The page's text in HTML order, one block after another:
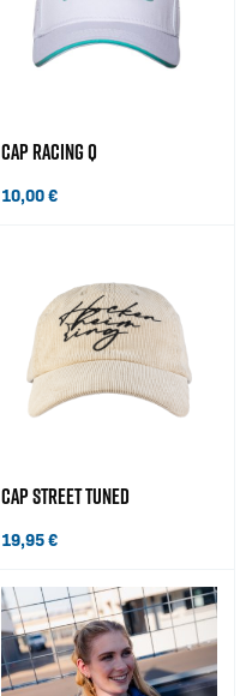
CAP RACING Q
10,00€
CAP STREET TUNED
19,95€